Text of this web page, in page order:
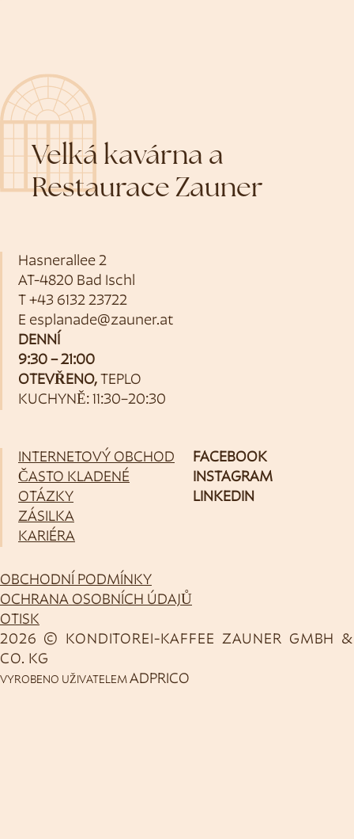
Velká kavárna a
Restaurace Zauner
Hasnerallee 2
AT-4820 Bad Ischl
T +43 6132 23722
E esplanade@zauner.at
DENNÍ
9:30 – 21:00
OTEVŘENO, TEPLO
KUCHYNĚ: 11:30–20:30
INTERNETOVÝ OBCHOD
ČASTO KLADENÉ
OTÁZKY
ZÁSILKA
KARIÉRA
FACEBOOK
INSTAGRAM
LINKEDIN
2026 © KONDITOREI-KAFFEE ZAUNER GMBH &
CO. KG
OBCHODNÍ PODMÍNKY
OCHRANA OSOBNÍCH ÚDAJŮ
OTISK
VYROBENO UŽIVATELEM ADPRICO